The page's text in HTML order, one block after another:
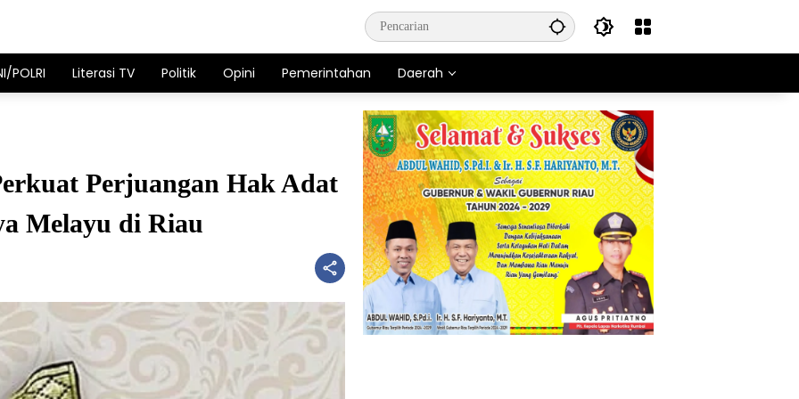
POLRI Literasi TV Politik Opini Pemerintahan Daerah
Perjuangan Hak Adat
Melayu di Riau